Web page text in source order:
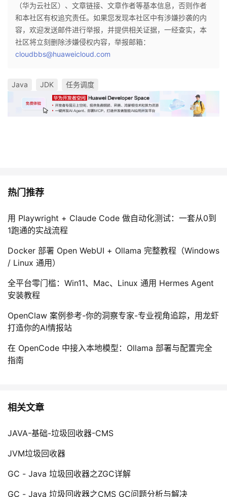
（华为云社区）、文章链接、文章作者等基本信息，否则作者
和本社区有权追究责任。如果您发现本社区中有涉嫌抄袭的内
容，欢迎发送邮件进行举报，并提供相关证据，一经查实，本
社区将立刻删除涉嫌侵权内容，举报邮箱：
cloudbbs@huaweicloud.com
Java JDK 任务调度
热门推荐
用 Playwright + Claude Code 做自动化测试：一套从0到
1跑通的实战流程
Docker 部署 Open WebUI + Ollama 完整教程（Windows
/ Linux 通用）
全平台零门槛：Win11、Mac、Linux 通用 Hermes Agent
安装教程
OpenClaw 案例参考-你的洞察专家-专业视角追踪，用龙虾
打造你的AI情报站
在 OpenCode 中接入本地模型：Ollama 部署与配置完全
指南
相关文章
JAVA-基础-垃圾回收器-CMS
JVM垃圾回收器
GC - Java 垃圾回收器之ZGC详解
GC - Java 垃圾回收器之CMS GC问题分析与解决